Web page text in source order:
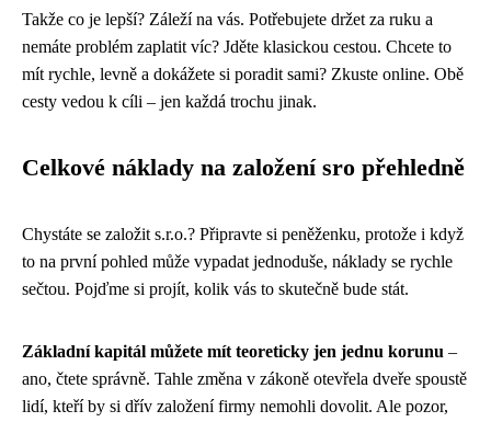
Takže co je lepší? Záleží na vás. Potřebujete držet za ruku a
nemáte problém zaplatit víc? Jděte klasickou cestou. Chcete to
mít rychle, levně a dokážete si poradit sami? Zkuste online. Obě
cesty vedou k cíli – jen každá trochu jinak.
Celkové náklady na založení sro přehledně
Chystáte se založit s.r.o.? Připravte si peněženku, protože i když
to na první pohled může vypadat jednoduše, náklady se rychle
sečtou. Pojďme si projít, kolik vás to skutečně bude stát.
Základní kapitál můžete mít teoreticky jen jednu korunu –
ano, čtete správně. Tahle změna v zákoně otevřela dveře spoustě
lidí, kteří by si dřív založení firmy nemohli dovolit. Ale pozor,